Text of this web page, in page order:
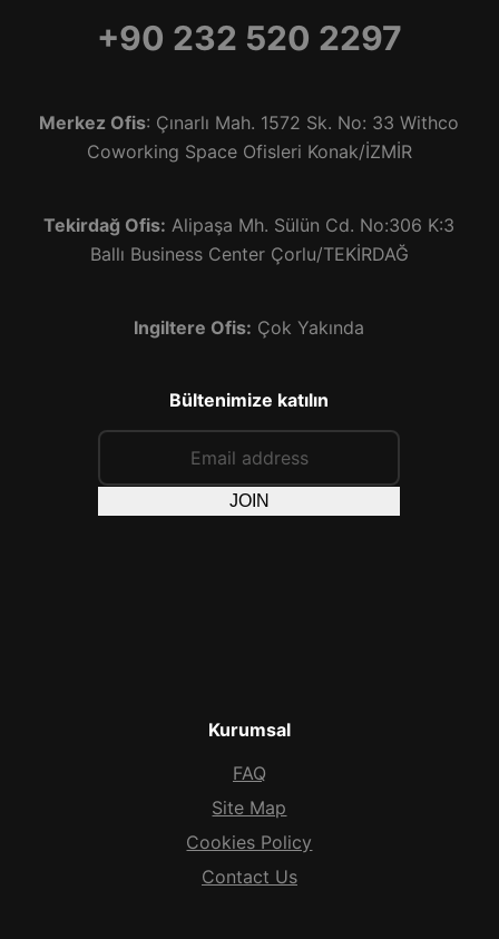
+90 232 520 2297
Merkez Ofis: Çınarlı Mah. 1572 Sk. No: 33 Withco
Coworking Space Ofisleri Konak/İZMİR
Tekirdağ Ofis: Alipaşa Mh. Sülün Cd. No:306 K:3
Ballı Business Center Çorlu/TEKİRDAĞ
Ingiltere Ofis: Çok Yakında
Bültenimize katılın
JOIN
Kurumsal
FAQ
Site Map
Cookies Policy
Contact Us